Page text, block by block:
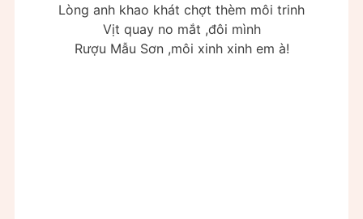
Lòng anh khao khát chợt thèm môi trinh
Vịt quay no mắt ,đôi mình
Rượu Mẫu Sơn ,môi xinh xinh em à!